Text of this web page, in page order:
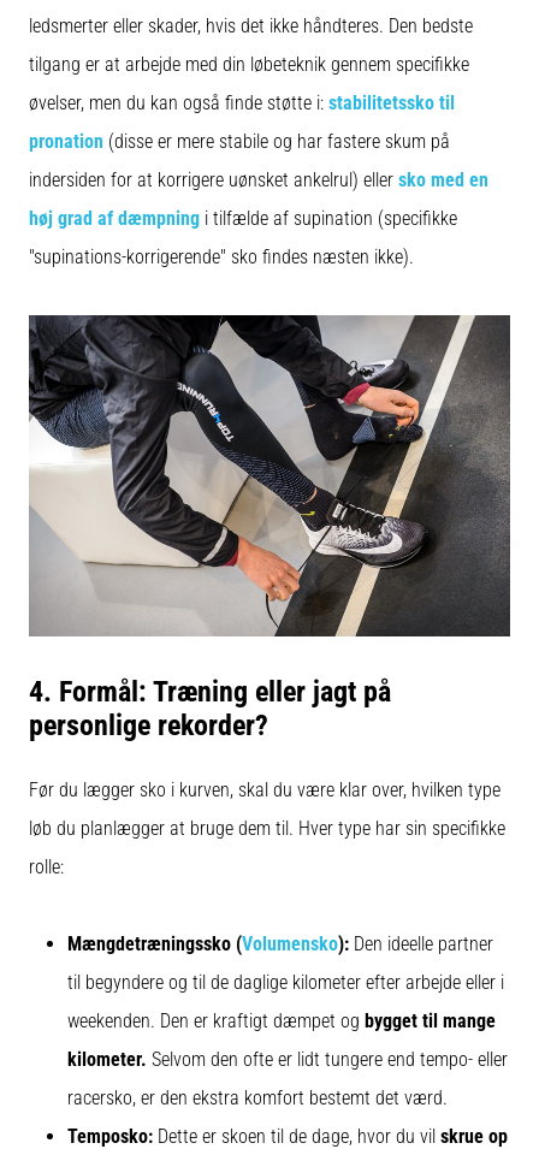
ledsmerter eller skader, hvis det ikke håndteres. Den bedste
tilgang er at arbejde med din løbeteknik gennem specifikke
øvelser, men du kan også finde støtte i: stabilitetssko til
pronation (disse er mere stabile og har fastere skum på
indersiden for at korrigere uønsket ankelrul) eller sko med en
høj grad af dæmpning i tilfælde af supination (specifikke
"supinations-korrigerende" sko findes næsten ikke).
4. Formål: Træning eller jagt på
personlige rekorder?
Før du lægger sko i kurven, skal du være klar over, hvilken type
løb du planlægger at bruge dem til. Hver type har sin specifikke
rolle:
Mængdetræningssko (Volumensko): Den ideelle partner
til begyndere og til de daglige kilometer efter arbejde eller i
weekenden. Den er kraftigt dæmpet og bygget til mange
kilometer. Selvom den ofte er lidt tungere end tempo- eller
racersko, er den ekstra komfort bestemt det værd.
Temposko: Dette er skoen til de dage, hvor du vil skrue op